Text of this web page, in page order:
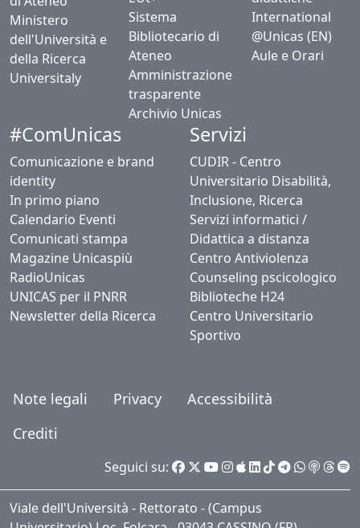
Ministero
dell'Università e
della Ricerca
Universitaly
Sistema
Bibliotecario di
Ateneo
Amministrazione
trasparente
Archivio Unicas
International
@Unicas (EN)
Aule e Orari
#ComUnicas
Comunicazione e brand
identity
In primo piano
Calendario Eventi
Comunicati stampa
Magazine Unicaspiù
RadioUnicas
UNICAS per il PNRR
Newsletter della Ricerca
Servizi
CUDIR - Centro
Universitario Disabilità,
Inclusione, Ricerca
Servizi informatici /
Didattica a distanza
Centro Antiviolenza
Counseling pscicologico
Biblioteche H24
Centro Universitario
Sportivo
Note legali Privacy
Accessibilità
Crediti
Seguici su:
Viale dell'Università - Rettorato - (Campus